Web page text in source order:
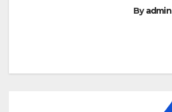
Byadmin